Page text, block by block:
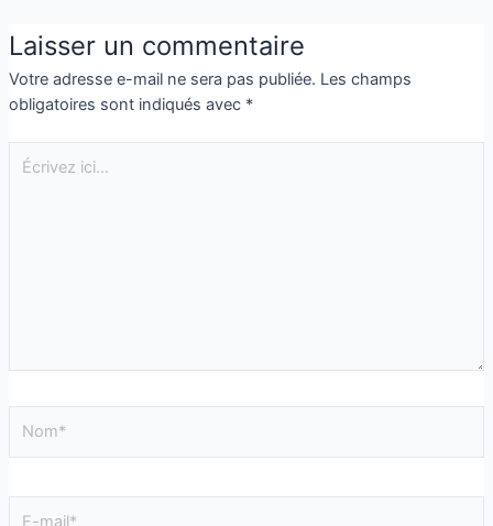
Laisser un commentaire
Votre adresse e-mail ne sera pas publiée. Les champs
obligatoires sont indiqués avec *